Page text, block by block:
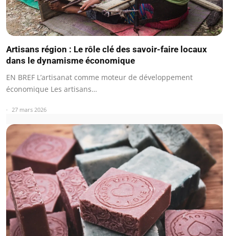
Artisans région : Le rôle clé des savoir-faire locaux
dans le dynamisme économique
EN BREF L’artisanat comme moteur de développement
économique Les artisans…
27 mars 2026